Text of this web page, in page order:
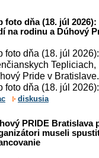
foto dňa (18. júl
na rodinu a Dúhový
foto dňa (18. júl
Pride v
foto dňa (18. júl
diskusia
PRIDE Bratislava
museli